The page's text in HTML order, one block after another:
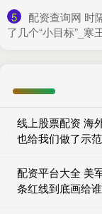
5
配资查询网 时
了几个“小目标”_寒
线上股票配资 海
也给我们做了示
配资平台大全 美
条红线到底画给